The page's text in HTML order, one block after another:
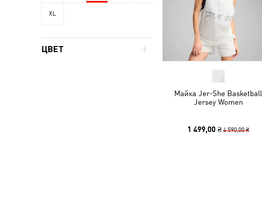
Майка Jer-She Basketball
Jersey Women
1 499,00 ₴ 4 590,00 ₴
XL
ЦВЕТ